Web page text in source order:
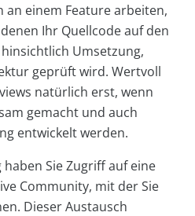
an einem Feature arbeiten,
Ihr Quellcode auf den
Umsetzung,
geprüft wird. Wertvoll
natürlich erst, wenn
gemacht und auch
entwickelt werden.
Sie Zugriff auf eine
Community, mit der Sie
Dieser Austausch